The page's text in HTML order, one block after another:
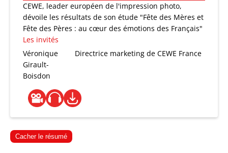
CEWE, leader européen de l'impression photo,
dévoile les résultats de son étude "Fête des Mères et
Fête des Pères : au cœur des émotions des Français"
Les invités
Véronique
Girault-
Boisdon
Directrice marketing de CEWE France
Cacher le résumé